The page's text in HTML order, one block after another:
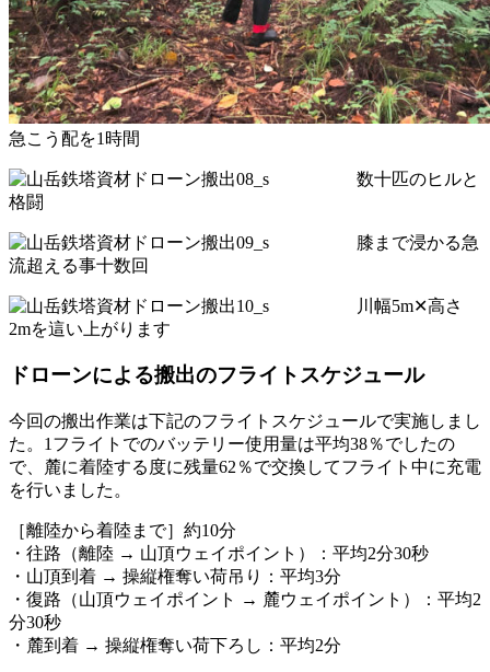
急こう配を1時間
数十匹のヒルと
格闘
膝まで浸かる急
流超える事十数回
川幅5m✕高さ
2mを這い上がります
ドローンによる搬出のフライトスケジュール
今回の搬出作業は下記のフライトスケジュールで実施しまし
た。1フライトでのバッテリー使用量は平均38％でしたの
で、麓に着陸する度に残量62％で交換してフライト中に充電
を行いました。
［離陸から着陸まで］約10分
・往路（離陸 → 山頂ウェイポイント）：平均2分30秒
・山頂到着 → 操縦権奪い荷吊り：平均3分
・復路（山頂ウェイポイント → 麓ウェイポイント）：平均2
分30秒
・麓到着 → 操縦権奪い荷下ろし：平均2分